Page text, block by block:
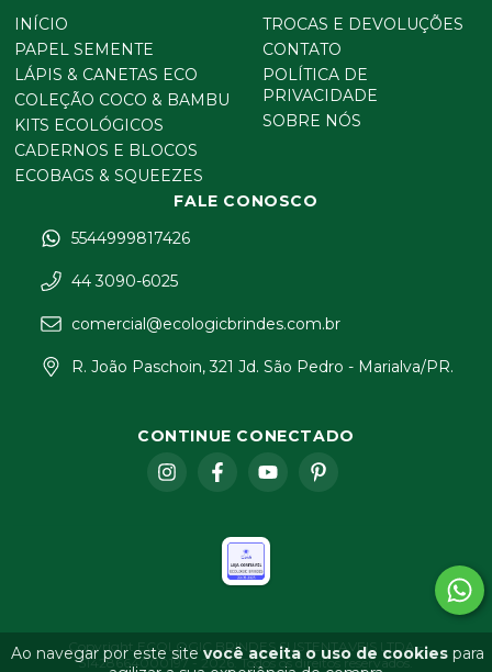
Ao navegar por este site você aceita o uso de cookies para
INÍCIO
PAPEL SEMENTE
LÁPIS & CANETAS ECO
COLEÇÃO COCO & BAMBU
KITS ECOLÓGICOS
CADERNOS E BLOCOS
ECOBAGS & SQUEEZES
TROCAS E DEVOLUÇÕES
CONTATO
POLÍTICA DE
PRIVACIDADE
SOBRE NÓS
FALE CONOSCO
5544999817426
44 3090-6025
comercial@ecologicbrindes.com.br
R. João Paschoin, 321 Jd. São Pedro - Marialva/PR.
CONTINUE CONECTADO
Copyright ECOLOGIC BRINDES SUSTENTAVEIS LTDA -
51428664000197 - 2026. Todos os direitos reservados.